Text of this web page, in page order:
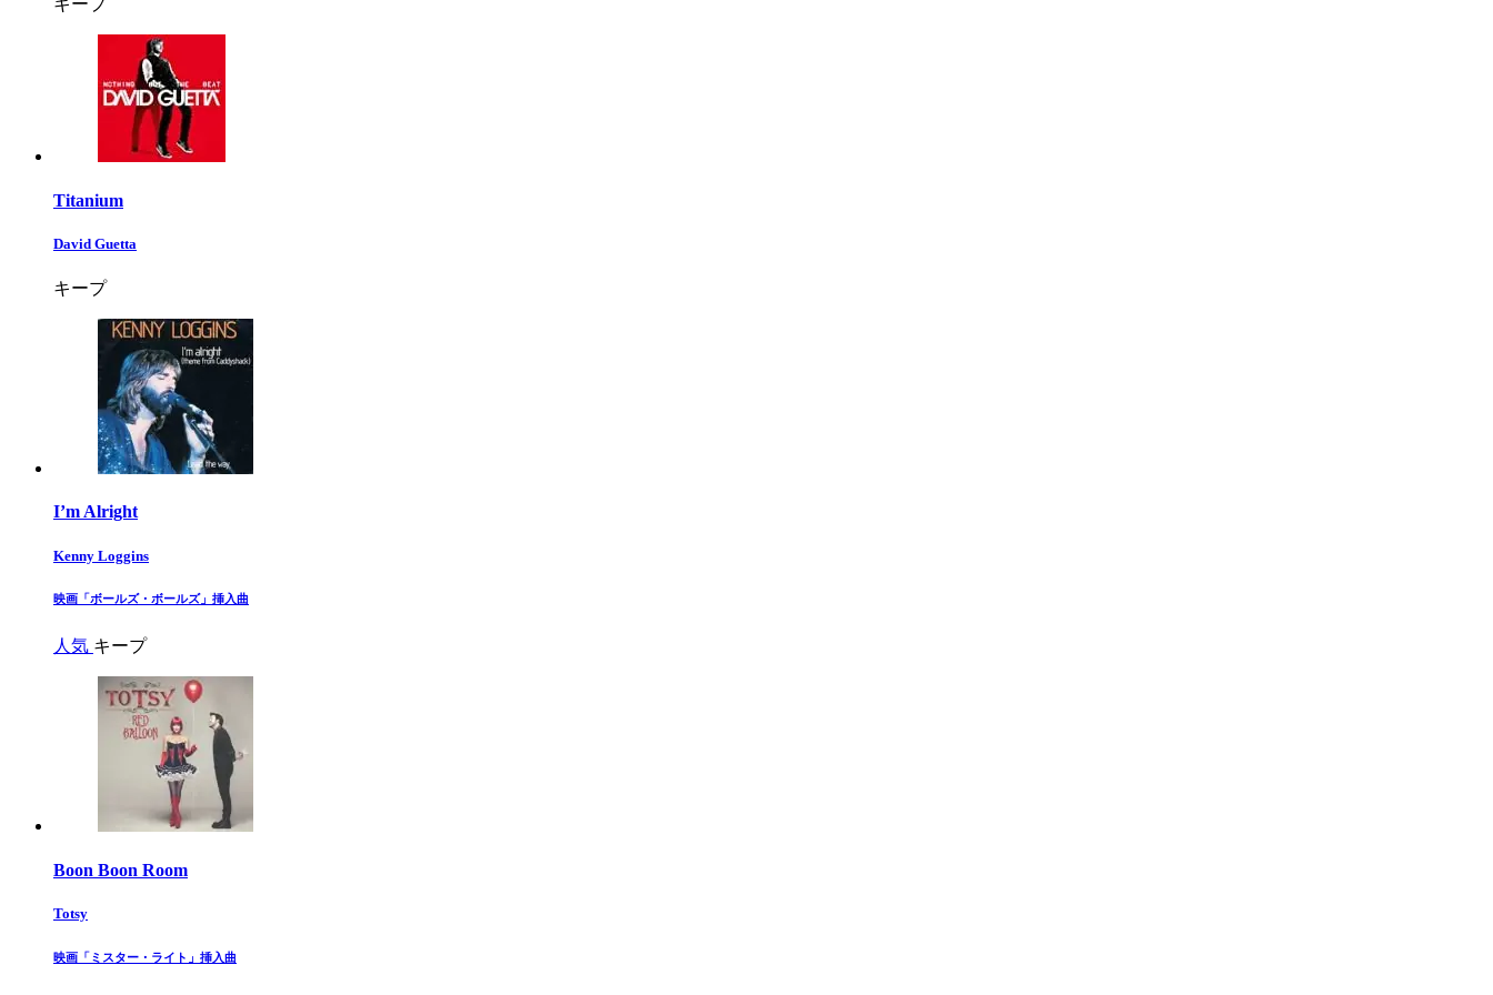
キープ
Titanium
David Guetta
キープ
I’m Alright
Kenny Loggins
​映画「ボールズ・ボールズ」挿入曲​
人気 キープ
Boon Boon Room
Totsy
​映画「ミスター・ライト」挿入曲​